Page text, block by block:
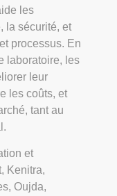
les
la sécurité, et
processus. En
laboratoire, les
leur
les coûts, et
tant au
et
Kenitra,
Oujda,